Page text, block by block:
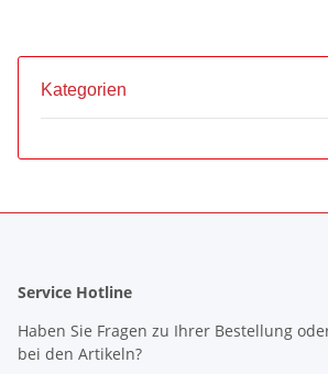
Kategorien
Service Hotline
Haben Sie Fragen zu Ihrer Bestellung
bei den Artikeln?